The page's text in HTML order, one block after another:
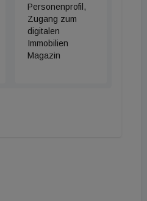
Personenprofil,
Zugang zum
digitalen
Immobilien
Magazin